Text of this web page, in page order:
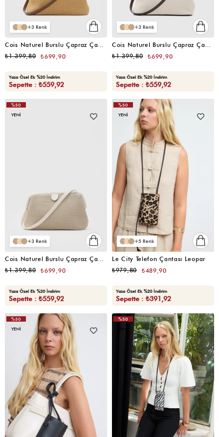
3
₺699,90
₺1.399,80
Yaza Özel Ek %20 İndirim
Sepette : ₺559,92
3
₺699,90
₺1.399,80
Yaza Özel Ek %20 İndirim
Sepette : ₺559,92
3
Cois Naturel Burslu Çapraz Çanta Bej
₺699,90
₺1.399,80
Yaza Özel Ek %20 İndirim
Sepette : ₺559,92
%50
YENI
5
Le City Telefon Çantası Leopar
₺489,90
₺979,80
Yaza Özel Ek %20 İndirim
Sepette : ₺391,92
%50
YENI
%50
YENI
%50
YENI